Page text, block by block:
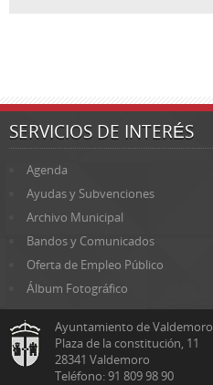
SERVICIOS DE INTERÉS
Agenda
Ayudas y Subvenciones
Archivo Municipal
Bandos y Comunicados
Oferta de Empleo Público
Álbum Fotográfico
Ayuntamiento de Valdemoro
Plaza de la constitución, 11
28341 Valdemoro
Teléfono: 91 809 98 90